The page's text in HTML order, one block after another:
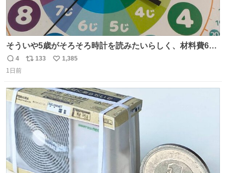
そういや5歳がそろそろ時計を読みたいらしく、材料費600
円で作れる知育時計作ってみた！ めっちゃ簡単！ ありがと
う先人！
返
信
4
リ
ト
数
133
い
数
1,385
1日前